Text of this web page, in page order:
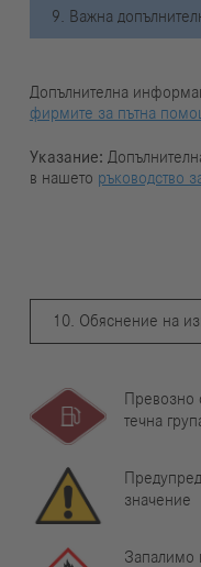
9. Важна
Допълнителна
фирмите за пътна
Указание:
в нашето ръководство
10. Обяснение на
Превозно
течна
значение
Запалимо